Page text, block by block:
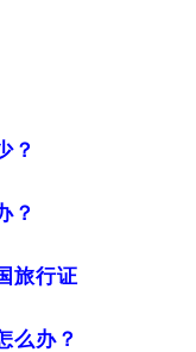
？
？
旅行证
么办？